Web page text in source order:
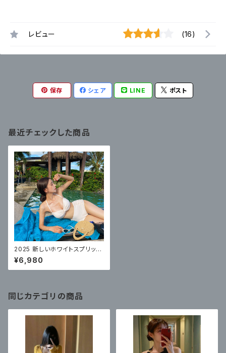
レビュー (16)
保存 シェア LINE ポスト
最近チェックした商品
2025 新しいホワイトスプリット
女性の純粋な欲望高品質ビーチ
ビキニインターネットセレブスタ
イル
¥6,980
同じカテゴリの商品